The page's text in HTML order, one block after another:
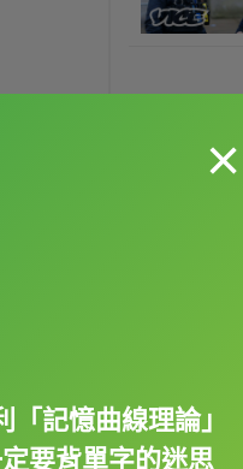
×
記憶曲線理論」
要背單字的迷思